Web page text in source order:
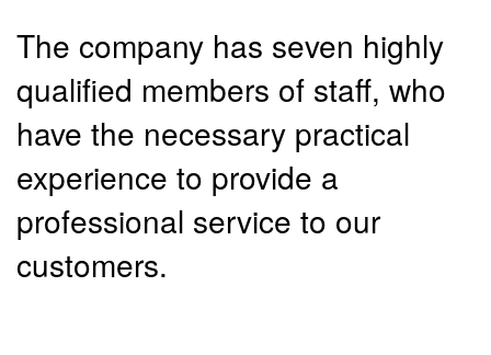
The company has seven highly
qualified members of staff, who
have the necessary practical
experience to provide a
professional service to our
customers.